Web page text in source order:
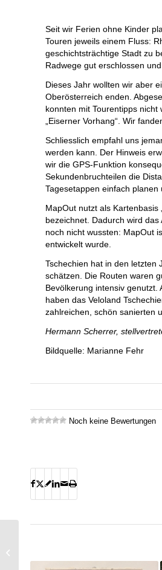
Seit wir Ferien ohne Kinder
Touren jeweils einem Fluss:
geschichtsträchtige Stadt zu
Radwege gut erschlossen
Dieses Jahr wollten wir aber
Oberösterreich enden.
konnten mit Tourentipps
„Eiserner Vorhang“. Wir
Schliesslich empfahl uns
werden kann. Der Hinweis
wir die GPS-Funktion
Sekundenbruchteilen die
Tagesetappen einfach
MapOut nutzt als Kartenbasis „
bezeichnet. Dadurch wird
noch nicht wussten: MapOut
entwickelt wurde.
Tschechien hat in den letzten
schätzen. Die Routen waren
Bevölkerung intensiv
haben das Veloland
zahlreichen, schön sanierten
Hermann Scherrer,
Bildquelle: Marianne Fehr
Noch keine Bewertungen
persönliche Entdeckung